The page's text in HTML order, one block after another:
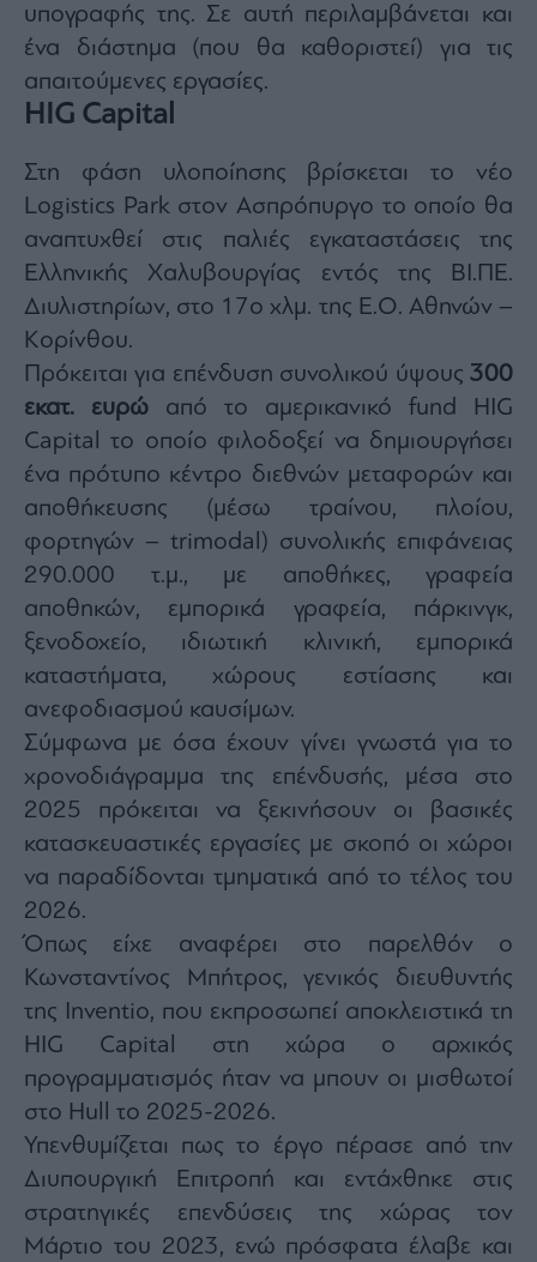
υπογραφής της. Σε αυτή περιλαμβάνεται και
ένα διάστημα (που θα καθοριστεί) για τις
απαιτούμενες εργασίες.
HIG Capital
Στη φάση υλοποίησης βρίσκεται το νέο
Logistics Park στον Ασπρόπυργο το οποίο θα
αναπτυχθεί στις παλιές εγκαταστάσεις της
Ελληνικής Χαλυβουργίας εντός της ΒΙ.ΠΕ.
Διυλιστηρίων, στο 17ο χλμ. της Ε.Ο. Αθηνών –
Κορίνθου.
Πρόκειται για επένδυση συνολικού ύψους 300
εκατ. ευρώ από το αμερικανικό fund HIG
Capital το οποίο φιλοδοξεί να δημιουργήσει
ένα πρότυπο κέντρο διεθνών μεταφορών και
αποθήκευσης (μέσω τραίνου, πλοίου,
φορτηγών – trimodal) συνολικής επιφάνειας
290.000 τ.μ., με αποθήκες, γραφεία
αποθηκών, εμπορικά γραφεία, πάρκινγκ,
ξενοδοχείο, ιδιωτική κλινική, εμπορικά
καταστήματα, χώρους εστίασης και
ανεφοδιασμού καυσίμων.
Σύμφωνα με όσα έχουν γίνει γνωστά για το
χρονοδιάγραμμα της επένδυσής, μέσα στο
2025 πρόκειται να ξεκινήσουν οι βασικές
κατασκευαστικές εργασίες με σκοπό οι χώροι
να παραδίδονται τμηματικά από το τέλος του
2026.
Όπως είχε αναφέρει στο παρελθόν ο
Κωνσταντίνος Μπήτρος, γενικός διευθυντής
της Inventio, που εκπροσωπεί αποκλειστικά τη
HIG Capital στη χώρα ο αρχικός
προγραμματισμός ήταν να μπουν οι μισθωτοί
στο Hull το 2025-2026.
Υπενθυμίζεται πως το έργο πέρασε από την
Διυπουργική Επιτροπή και εντάχθηκε στις
στρατηγικές επενδύσεις της χώρας τον
Μάρτιο του 2023, ενώ πρόσφατα έλαβε και